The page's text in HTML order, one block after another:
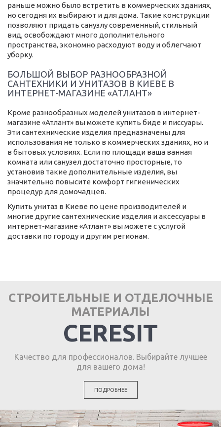
раньше можно было встретить в коммерческих зданиях,
но сегодня их выбирают и для дома. Такие конструкции
позволяют придать санузлу современный, стильный
вид, освобождают много дополнительного
пространства, экономно расходуют воду и облегчают
уборку.
БОЛЬШОЙ ВЫБОР РАЗНООБРАЗНОЙ
САНТЕХНИКИ И УНИТАЗОВ В КИЕВЕ В
ИНТЕРНЕТ-МАГАЗИНЕ «АТЛАНТ»
Кроме разнообразных моделей унитазов в интернет-
магазине «Атлант» вы можете купить биде и писсуары.
Эти сантехнические изделия предназначены для
использования не только в коммерческих зданиях, но и
в бытовых условиях. Если по площади ваша ванная
комната или санузел достаточно просторные, то
установив такие дополнительные изделия, вы
значительно повысите комфорт гигиенических
процедур для домочадцев.
Купить унитаз в Киеве по цене производителей и
многие другие сантехнические изделия и аксессуары в
интернет-магазине «Атлант» вы можете с услугой
доставки по городу и другим регионам.
СТРОИТЕЛЬНЫЕ И ОТДЕЛОЧНЫЕ
МАТЕРИАЛЫ
CERESIT
Качество для профессионалов. Выбирайте лучшее
для вашего дома!
ПОДРОБНЕЕ